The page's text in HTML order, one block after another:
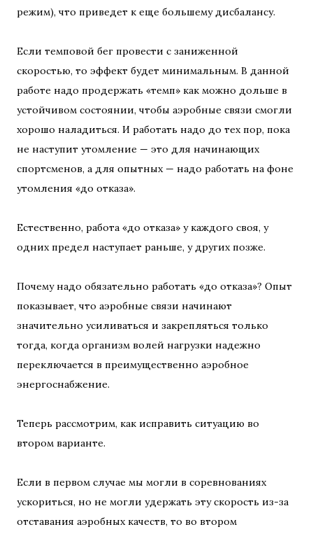
режим), что приведет к еще большему дисбалансу.
Если темповой бег провести с заниженной
скоростью, то эффект будет минимальным. В данной
работе надо продержать «темп» как можно дольше в
устойчивом состоянии, чтобы аэробные связи смогли
хорошо наладиться. И работать надо до тех пор, пока
не наступит утомление — это для начинающих
спортсменов, а для опытных — надо работать на фоне
утомления «до отказа».
Естественно, работа «до отказа» у каждого своя, у
одних предел наступает раньше, у других позже.
Почему надо обязательно работать «до отказа»? Опыт
показывает, что аэробные связи начинают
значительно усиливаться и закрепляться только
тогда, когда организм волей нагрузки надежно
переключается в преимущественно аэробное
энергоснабжение.
Теперь рассмотрим, как исправить ситуацию во
втором варианте.
Если в первом случае мы могли в соревнованиях
ускориться, но не могли удержать эту скорость из-за
отставания аэробных качеств, то во втором